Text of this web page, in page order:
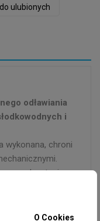
ulubionych
odławiania
i
wykonana, chroni
chwytanie
ramienia
O Cookies